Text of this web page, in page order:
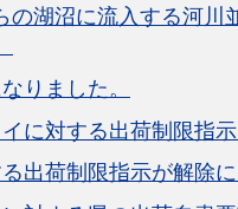
湖沼に流入する河川
りました。
に対する出荷制限指示
出荷制限指示が解除に